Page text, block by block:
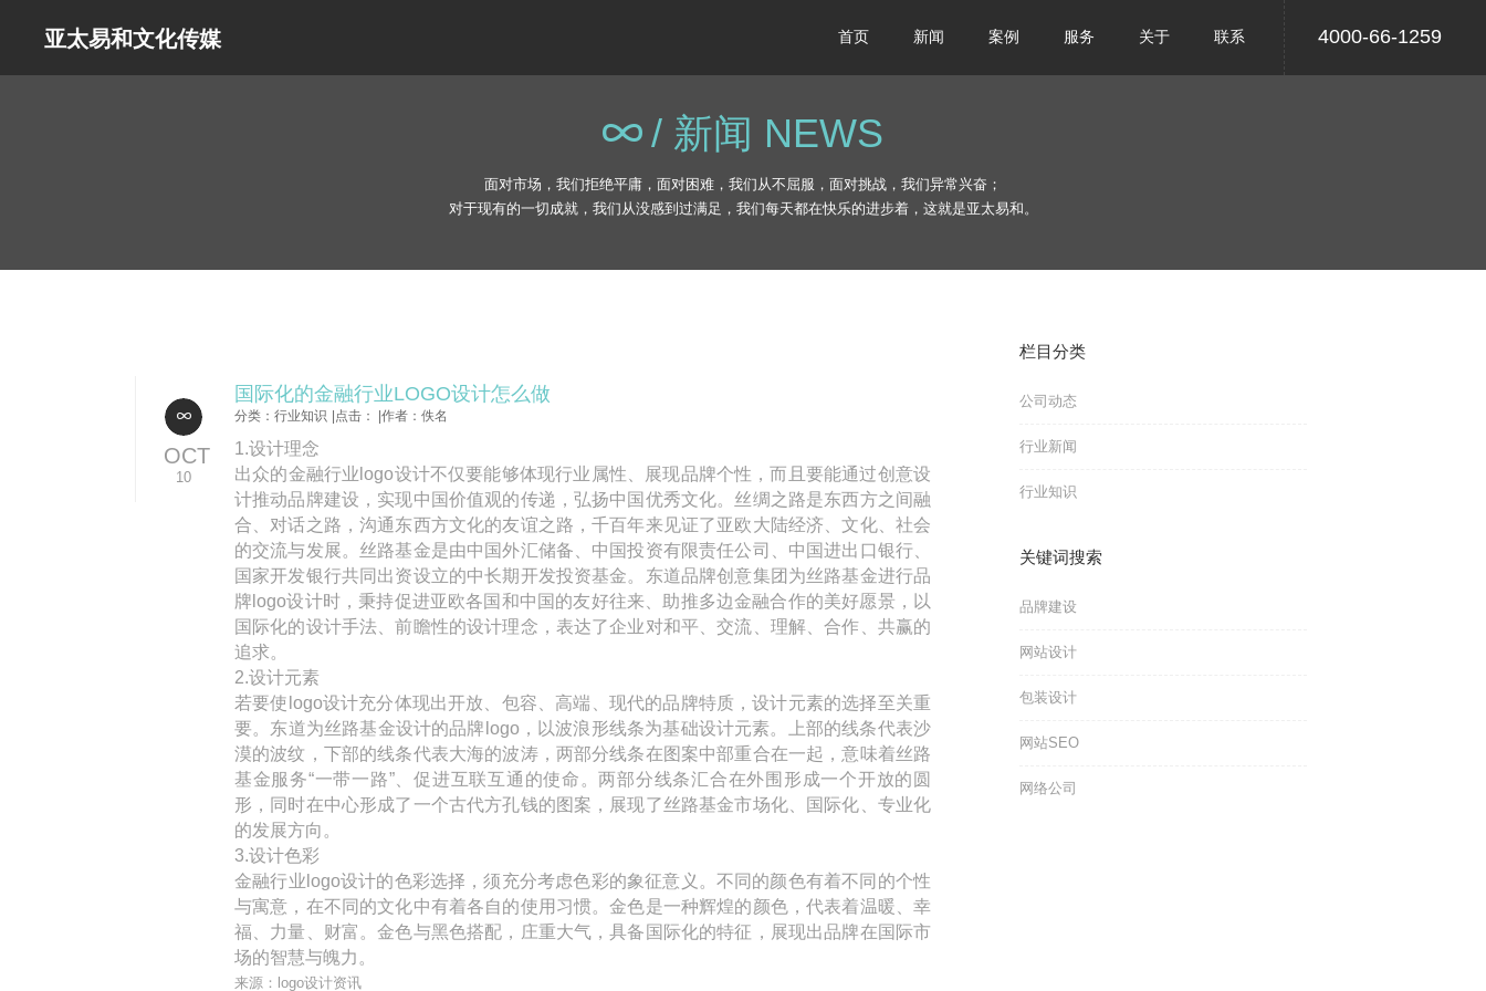
亚太易和文化传媒 4000-66-1259
首页 新闻 案例 服务 关于 联系
/ 新闻 NEWS
面对市场，我们拒绝平庸，面对困难，我们从不屈服，面对挑战，我们异常兴奋；
对于现有的一切成就，我们从没感到过满足，我们每天都在快乐的进步着，这就是亚太易和。
OCT
10
国际化的金融行业LOGO设计怎么做
分类：行业知识 |点击： |作者：佚名
1.设计理念
出众的金融行业logo设计不仅要能够体现行业属性、展现品牌个性，而且要能通过创意设
计推动品牌建设，实现中国价值观的传递，弘扬中国优秀文化。丝绸之路是东西方之间融
合、对话之路，沟通东西方文化的友谊之路，千百年来见证了亚欧大陆经济、文化、社会
的交流与发展。丝路基金是由中国外汇储备、中国投资有限责任公司、中国进出口银行、
国家开发银行共同出资设立的中长期开发投资基金。东道品牌创意集团为丝路基金进行品
牌logo设计时，秉持促进亚欧各国和中国的友好往来、助推多边金融合作的美好愿景，以
国际化的设计手法、前瞻性的设计理念，表达了企业对和平、交流、理解、合作、共赢的
追求。
2.设计元素
若要使logo设计充分体现出开放、包容、高端、现代的品牌特质，设计元素的选择至关重
要。东道为丝路基金设计的品牌logo，以波浪形线条为基础设计元素。上部的线条代表沙
漠的波纹，下部的线条代表大海的波涛，两部分线条在图案中部重合在一起，意味着丝路
基金服务“一带一路”、促进互联互通的使命。两部分线条汇合在外围形成一个开放的圆
形，同时在中心形成了一个古代方孔钱的图案，展现了丝路基金市场化、国际化、专业化
的发展方向。
3.设计色彩
金融行业logo设计的色彩选择，须充分考虑色彩的象征意义。不同的颜色有着不同的个性
与寓意，在不同的文化中有着各自的使用习惯。金色是一种辉煌的颜色，代表着温暖、幸
福、力量、财富。金色与黑色搭配，庄重大气，具备国际化的特征，展现出品牌在国际市
场的智慧与魄力。
来源：logo设计资讯
栏目分类
公司动态
行业新闻
行业知识
关键词搜索
品牌建设
网站设计
包装设计
网站SEO
网络公司